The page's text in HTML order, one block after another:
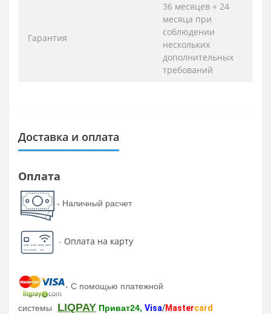
Гарантия
36 месяцев + 24
месяца при
соблюдении
нескольких
дополнительных
требований
Доставка и оплата
Оплата
- Наличный расчет
- Оплата на карту
- С помощью платежной
системы LIQPAY Приват24, Visa/Mastercard